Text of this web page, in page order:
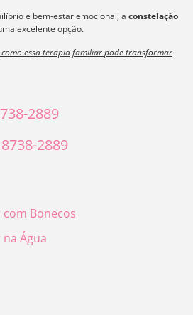
e bem-estar emocional, a constelação
excelente opção.
como essa terapia familiar pode transformar
2889
2889
Bonecos
Água